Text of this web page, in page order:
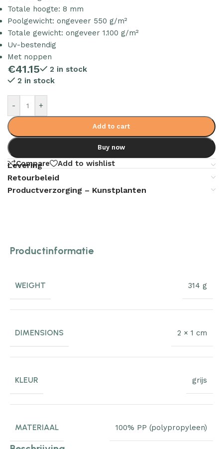
Totale hoogte: 8 mm
Poolgewicht: ongeveer 550 g/m²
Totale gewicht: ongeveer 1.100 g/m²
Uv-bestendig
Met noppen
€41.15
2 in stock
2 in stock
- +
Add to cart
Buy now
Compare Add to wishlist
Levering
Retourbeleid
Productverzorging – Kunstplanten
Productinformatie
WEIGHT 314 g
DIMENSIONS 2 × 1 cm
KLEUR grijs
MATERIAAL 100% PP (polypropyleen)